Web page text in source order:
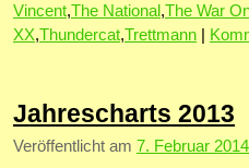
Vincent,The National ,The War
XX,Thundercat,Trettmann
Jahrescharts 2013
Veröffentlicht am 7. Februar 2014